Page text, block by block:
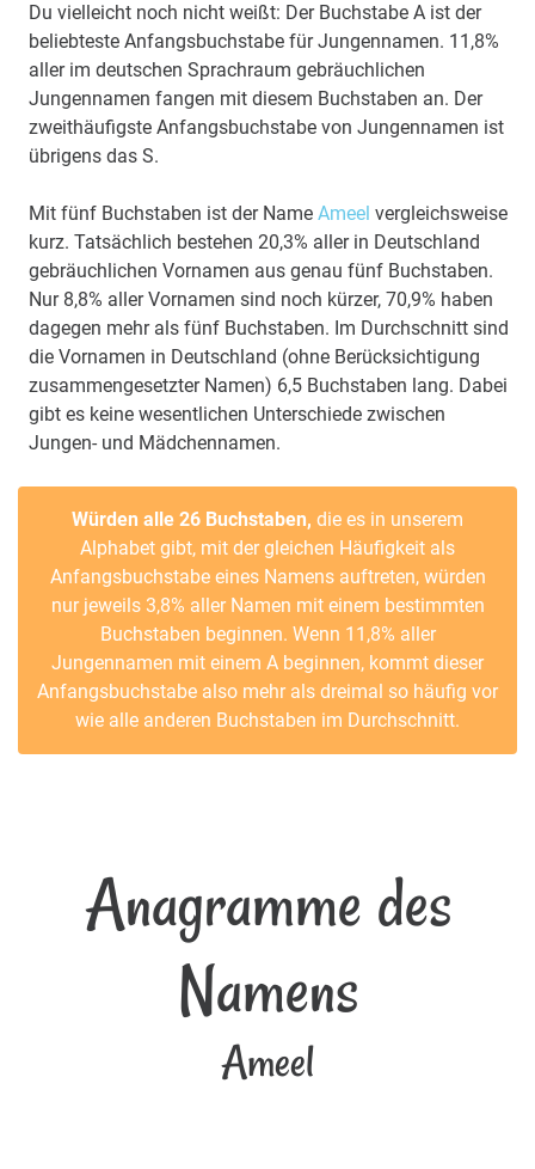
Du vielleicht noch nicht weißt: Der Buchstabe A ist der
beliebteste Anfangsbuchstabe für Jungennamen. 11,8%
aller im deutschen Sprachraum gebräuchlichen
Jungennamen fangen mit diesem Buchstaben an. Der
zweithäufigste Anfangsbuchstabe von Jungennamen ist
übrigens das S.
Mit fünf Buchstaben ist der Name Ameel vergleichsweise
kurz. Tatsächlich bestehen 20,3% aller in Deutschland
gebräuchlichen Vornamen aus genau fünf Buchstaben.
Nur 8,8% aller Vornamen sind noch kürzer, 70,9% haben
dagegen mehr als fünf Buchstaben. Im Durchschnitt sind
die Vornamen in Deutschland (ohne Berücksichtigung
zusammengesetzter Namen) 6,5 Buchstaben lang. Dabei
gibt es keine wesentlichen Unterschiede zwischen
Jungen- und Mädchennamen.
Würden alle 26 Buchstaben, die es in unserem
Alphabet gibt, mit der gleichen Häufigkeit als
Anfangsbuchstabe eines Namens auftreten, würden
nur jeweils 3,8% aller Namen mit einem bestimmten
Buchstaben beginnen. Wenn 11,8% aller
Jungennamen mit einem A beginnen, kommt dieser
Anfangsbuchstabe also mehr als dreimal so häufig vor
wie alle anderen Buchstaben im Durchschnitt.
Anagramme des
Namens
Ameel